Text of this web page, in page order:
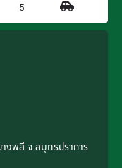
5
างพลี จ.สมุทรปราการ